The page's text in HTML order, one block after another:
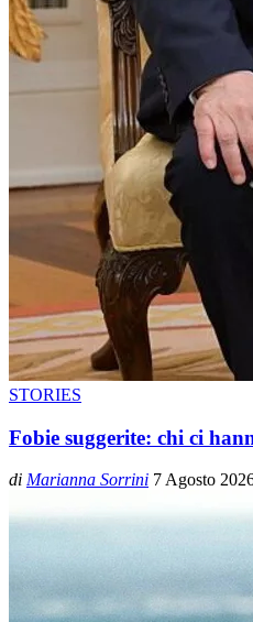
STORIES
Fobie suggerite: chi ci
di Marianna Sorrini 7 Agosto